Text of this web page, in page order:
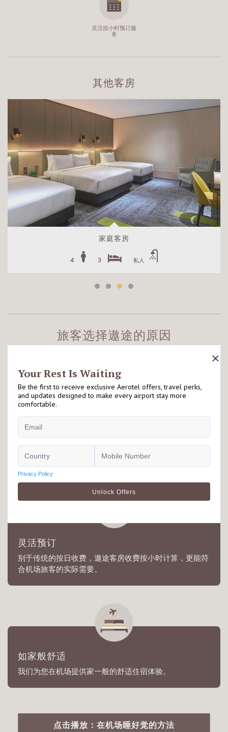
灵活按小时预订服
务
其他客房
家庭客房
4 3 私人
旅客选择遨途的原因
毗邻机场
遨途坐落于机场客运大楼禁区内外，适合因出入境或转机
旅客停留享用，详情请查看有关酒店落地页以了解更多资
讯。
灵活预订
别于传统的按日收费，遨途客房收费按小时计算，更能符
合机场旅客的实际需要。
如家般舒适
我们为您在机场提供家一般的舒适住宿体验。
点击播放：在机场睡好觉的方法